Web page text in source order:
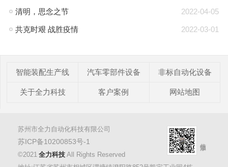
2022-04-05
清明，思念之节
2022-03-01
共克时艰 战胜疫情
智能装配生产线 汽车零部件设备 非标自动化设备
关于全力科技 客户案例 网站地图
苏州市全力自动化科技有限公司
苏ICP备10200853号-1
©2021 全力科技 All Rights Reserved